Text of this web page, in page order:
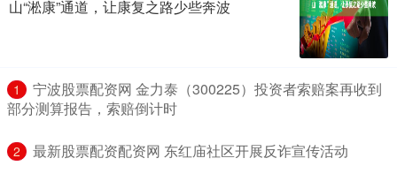
山“淞康”通道，让康复之路少些奔波
1
​宁波股票配资网 金力泰（300225）投资者索赔案再收到
部分测算报告，索赔倒计时
2 ​最新股票配资配资网 东红庙社区开展反诈宣传活动